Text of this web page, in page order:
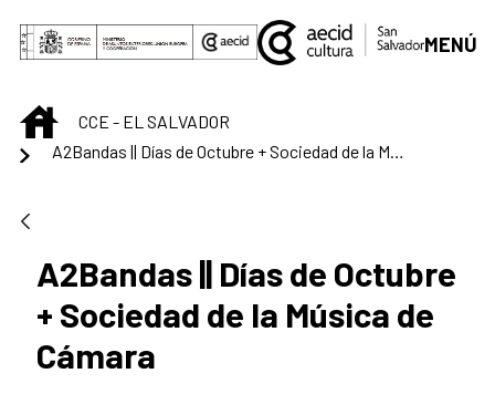
Skip to Main Content
MENÚ
INICIOCCE - EL SALVADOR
A2Bandas || Días de Octubre
+ Sociedad de la Música de
Cámara